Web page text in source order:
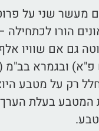
מעשר שני על
הורו לכתחילה
גם אם שוויו
ובגמרא בב"מ
רק על מטבע
בעלת הערך